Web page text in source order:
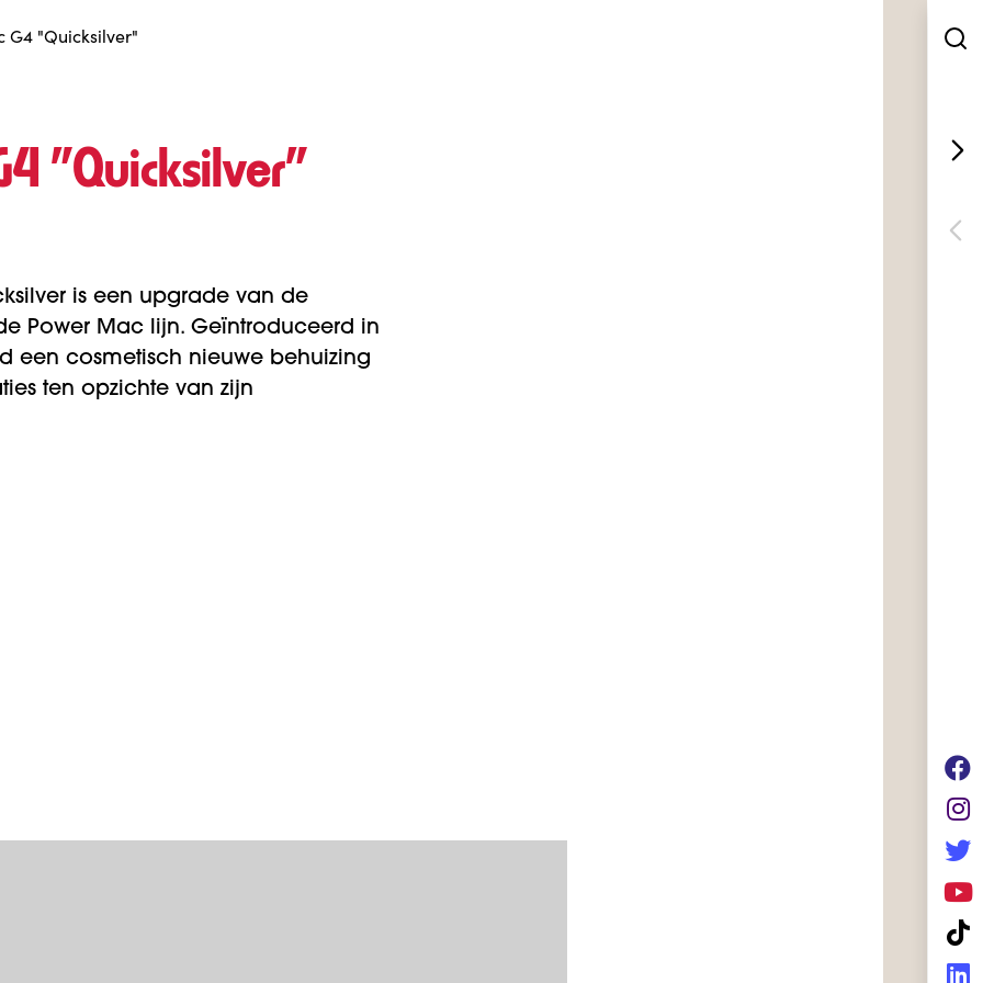
G4 "Quicksilver"
"Quicksilver"
is een upgrade van de
Power Mac lijn. Geïntroduceerd in
een cosmetisch nieuwe behuizing
ten opzichte van zijn